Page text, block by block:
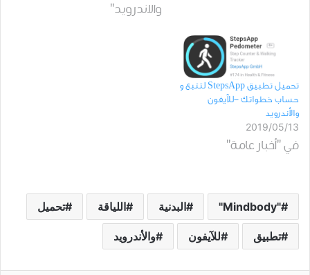
والاندرويد"
تحميل ﺗﻄﺒﻴﻖ StepsApp لتتبع و
حساب ﺧﻄﻮﺍﺗﻚ -ﻟﻶﻳﻔﻮﻥ
ﻭﺍﻷﻧﺪﺭﻭﻳﺪ
2019/05/13
في "أخبار عامة"
"Mindbody" البدنية اللياقة تحميل
تطبيق للآيفون والأندرويد